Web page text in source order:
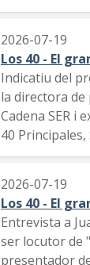
2026-07-19
Los 40 - El
Indicatiu del
la directora
Cadena SER i
40 Principales,
2026-07-19
Los 40 - El
Entrevista a
ser locutor de
presentador